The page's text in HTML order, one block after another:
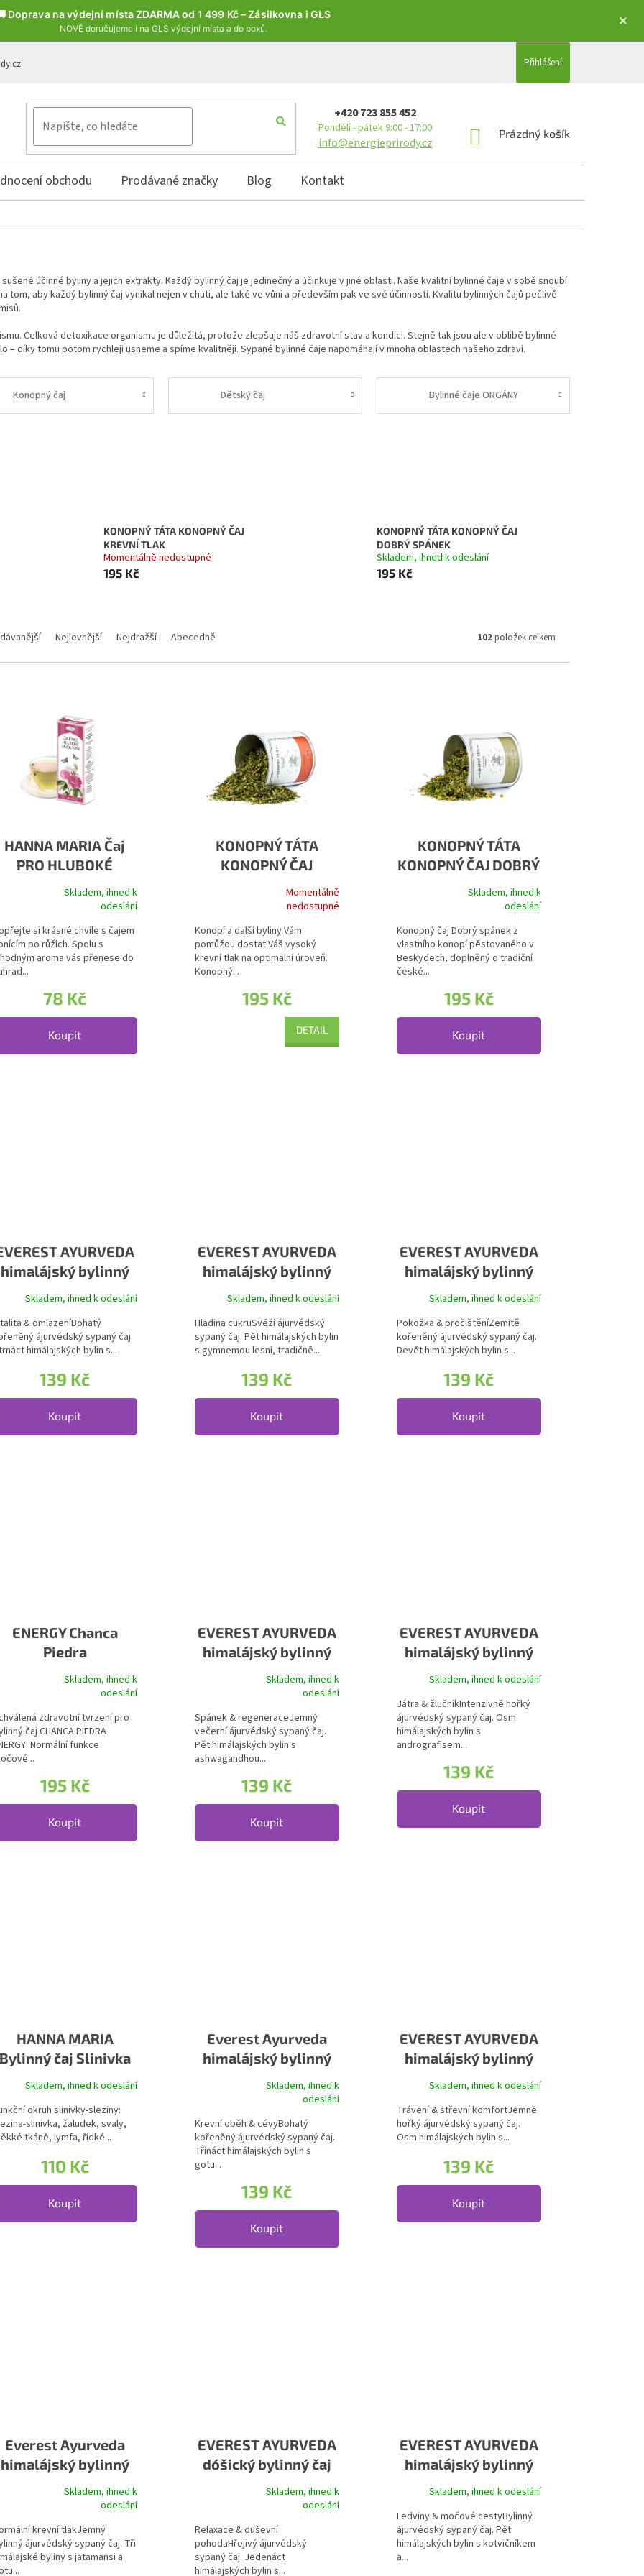
Doprava na výdejní místa ZDARMA od 1 499 Kč – Zásilkovna i GLS
NOVĚ doručujeme i na GLS výdejní místa a do boxů.
Přihlášení
+420 723 855 452
Pondělí - pátek 9:00 - 17:00
info@energieprirody.cz
NÁKUPNÍ KOŠÍK
Prázdný košík
obchodu Prodávané značky Blog Kontakt
účinné byliny a jejich extrakty. Každý bylinný čaj je jedinečný a účinkuje v jiné oblasti. Naše kvalitní bylinné čaje v sobě snoubí
tom, aby každý bylinný čaj vynikal nejen v chuti, ale také ve vůni a především pak ve své účinnosti. Kvalitu bylinných čajů pečlivě
Celková detoxikace organismu je důležitá, protože zlepšuje náš zdravotní stav a kondici. Stejně tak jsou ale v oblibě bylinné
– díky tomu potom rychleji usneme a spíme kvalitněji. Sypané bylinné čaje napomáhají v mnoha oblastech našeho zdraví.
Konopný čaj Dětský čaj Bylinné čaje ORGÁNY
KONOPNÝ TÁTA KONOPNÝ ČAJ
KREVNÍ TLAK
Momentálně nedostupné
195 Kč
KONOPNÝ TÁTA KONOPNÝ ČAJ
DOBRÝ SPÁNEK
Skladem, ihned k odeslání
195 Kč
Nejlevnější Nejdražší Abecedně 102položek celkem
HANNA MARIA Čaj
PRO HLUBOKÉ
Průměrné hodnocení produktu je 5,0 z 5 hvězdiček.
Skladem, ihned k
odeslání
78 Kč
Koupit
si krásné chvíle s čajem
po růžích. Spolu s
aroma vás přenese do
KONOPNÝ TÁTA
KONOPNÝ ČAJ
Průměrné hodnocení produktu je 5,0 z 5 hvězdiček.
Momentálně
nedostupné
195 Kč
DETAIL
Konopí a další byliny Vám
pomůžou dostat Váš vysoký
krevní tlak na optimální úroveň.
Konopný...
KONOPNÝ TÁTA
KONOPNÝ ČAJ DOBRÝ
Průměrné hodnocení produktu je 5,0 z 5 hvězdiček.
Skladem, ihned k
odeslání
195 Kč
Koupit
Konopný čaj Dobrý spánek z
vlastního konopí pěstovaného v
Beskydech, doplněný o tradiční
české...
AYURVEDA
himalájský bylinný
Skladem, ihned k odeslání
139 Kč
Koupit
& omlazeníBohatý
ájurvédský sypaný čaj.
himálajských bylin s...
EVEREST AYURVEDA
himalájský bylinný
Skladem, ihned k odeslání
139 Kč
Koupit
Hladina cukruSvěží ájurvédský
sypaný čaj. Pět himálajských bylin
s gymnemou lesní, tradičně...
EVEREST AYURVEDA
himalájský bylinný
Skladem, ihned k odeslání
139 Kč
Koupit
Pokožka & pročištěníZemitě
kořeněný ájurvédský sypaný čaj.
Devět himálajských bylin s...
ENERGY Chanca
Piedra
Průměrné hodnocení produktu je 5,0 z 5 hvězdiček.
Skladem, ihned k
odeslání
195 Kč
Koupit
zdravotní tvrzení pro
čaj CHANCA PIEDRA
Normální funkce
EVEREST AYURVEDA
himalájský bylinný
Průměrné hodnocení produktu je 5,0 z 5 hvězdiček.
Skladem, ihned k
odeslání
139 Kč
Koupit
Spánek & regeneraceJemný
večerní ájurvédský sypaný čaj.
Pět himálajských bylin s
ashwagandhou...
EVEREST AYURVEDA
himalájský bylinný
Skladem, ihned k odeslání
139 Kč
Koupit
Játra & žlučníkIntenzivně hořký
ájurvédský sypaný čaj. Osm
himálajských bylin s
andrografisem...
HANNA MARIA
Bylinný čaj Slinivka
Skladem, ihned k odeslání
110 Kč
Koupit
okruh slinivky-sleziny:
slinivka, žaludek, svaly,
tkáně, lymfa, řídké...
Everest Ayurveda
himalájský bylinný
Průměrné hodnocení produktu je 5,0 z 5 hvězdiček.
Skladem, ihned k
odeslání
139 Kč
Koupit
Krevní oběh & cévyBohatý
kořeněný ájurvédský sypaný čaj.
Třináct himálajských bylin s
gotu...
EVEREST AYURVEDA
himalájský bylinný
Skladem, ihned k odeslání
139 Kč
Koupit
Trávení & střevní komfortJemně
hořký ájurvédský sypaný čaj.
Osm himálajských bylin s...
Everest Ayurveda
himalájský bylinný
čaj Sarpagandha
Průměrné hodnocení produktu je 5,0 z 5 hvězdiček.
Skladem, ihned k
odeslání
krevní tlakJemný
ájurvédský sypaný čaj. Tři
byliny s jatamansi a
EVEREST AYURVEDA
dóšický bylinný čaj
VATA
Průměrné hodnocení produktu je 5,0 z 5 hvězdiček.
Skladem, ihned k
odeslání
Relaxace & duševní
pohodaHřejivý ájurvédský
sypaný čaj. Jedenáct
himálajských bylin s...
EVEREST AYURVEDA
himalájský bylinný
čaj VARUNA
Skladem, ihned k odeslání
Ledviny & močové cestyBylinný
ájurvédský sypaný čaj. Pět
himálajských bylin s kotvičníkem
a...